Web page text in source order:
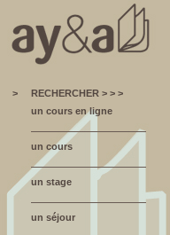
>
RECHERCHER > > >
un cours en ligne
un cours
un stage
un séjour